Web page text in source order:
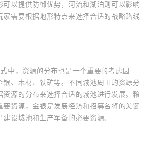
可以提供防御优势，河流和湖泊则可以影响
家需要根据地形特点来选择合适的战略路线
中，资源的分布也是一个重要的考虑因
银、木材、铁矿等。不同城池周围的资源分
资源的分布来选择合适的城池进行发展。粮
要资源，金银是发展经济和招募名将的关键
设城池和生产军备的必要资源。